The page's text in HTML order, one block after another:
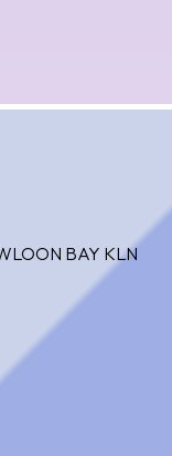
BAY KLN